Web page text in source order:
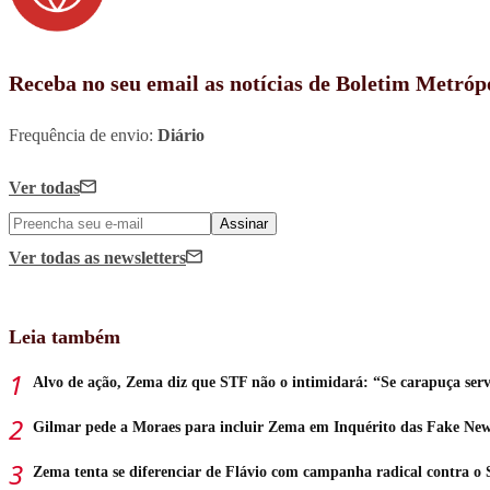
Receba no seu email as notícias de Boletim
Frequência de envio: Diário
Ver todas
Assinar
Ver todas as newsletters
Leia também
Alvo de ação, Zema diz que STF não o intimidará: “Se carapuça
Gilmar pede a Moraes para incluir Zema em Inquérito das Fake
Zema tenta se diferenciar de Flávio com campanha radical contra o